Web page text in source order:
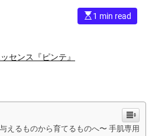
E
s
i
1 min read
センス『ピンテ』
えるものから育てるものへ〜 手肌専用